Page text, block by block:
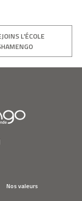
L'ÉCOLE
Nos valeurs